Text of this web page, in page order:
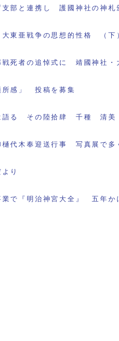
支部と連携し 護國神社の神
東亜戦争の思想的性格 （
戦死者の追悼式に 靖國神社・
所感」 投稿を募集
語る その陸拾肆 千種 清美
樋代木奉迎送行事 写真展で
り
業で『明治神宮大全』 五年